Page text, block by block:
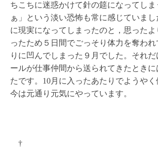
ちこちに迷惑かけて針の筵になってし
ぁ」という淡い恐怖も常に感じていま
に現実になってしまったのと，思った
ったため５日間でごっそり体力を奪わ
りに凹んでしまった９月でした。それだ
ールが仕事仲間から送られてきたとき
たです。10月に入ったあたりでようやく
今は元通り元気にやっています。
†